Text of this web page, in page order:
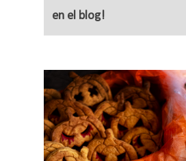
en el blog!